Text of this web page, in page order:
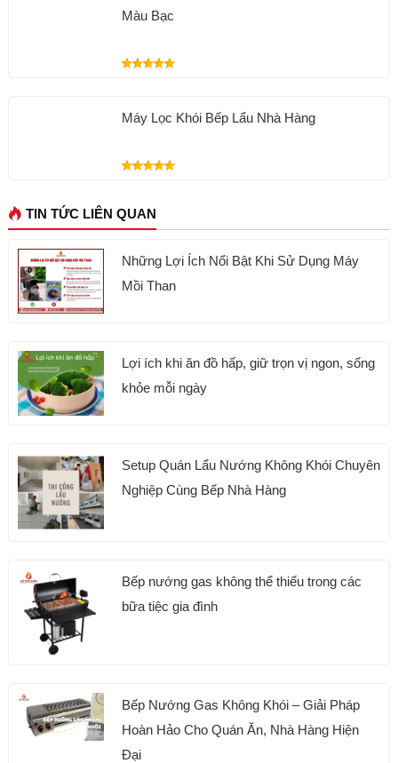
Màu Bạc
Máy Lọc Khói Bếp Lẩu Nhà Hàng
TIN TỨC LIÊN QUAN
Những Lợi Ích Nổi Bật Khi Sử Dụng Máy
Mồi Than
Lợi ích khi ăn đồ hấp, giữ trọn vị ngon, sống
khỏe mỗi ngày
Setup Quán Lẩu Nướng Không Khói Chuyên
Nghiệp Cùng Bếp Nhà Hàng
Bếp nướng gas không thể thiếu trong các
bữa tiệc gia đình
Bếp Nướng Gas Không Khói – Giải Pháp
Hoàn Hảo Cho Quán Ăn, Nhà Hàng Hiện
Đại